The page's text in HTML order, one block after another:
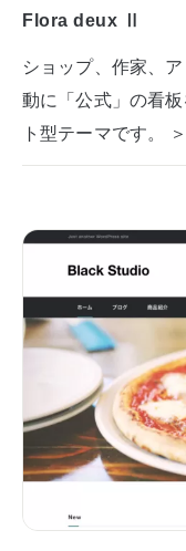
Flora deux Ⅱ
ショップ、作家、
動に「公式」の看
ト型テーマです。 ＞